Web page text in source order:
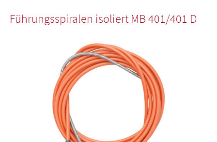
Führungsspiralen isoliert MB 401/401 D